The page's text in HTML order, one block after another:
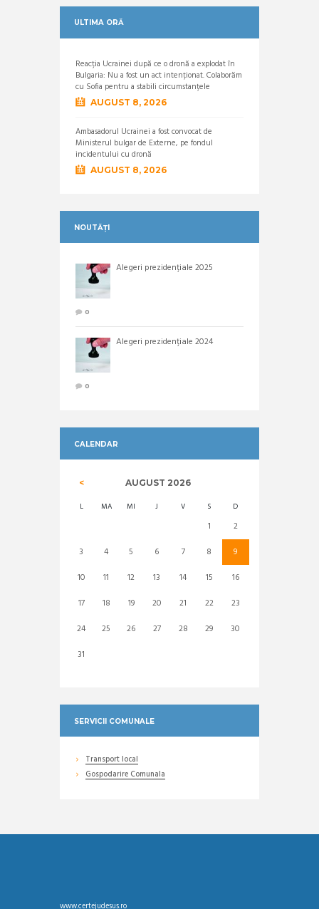
ULTIMA ORĂ
Reacția Ucrainei după ce o dronă a explodat în
Bulgaria: Nu a fost un act intenționat. Colaborăm
cu Sofia pentru a stabili circumstanțele
AUGUST 8, 2026
Ambasadorul Ucrainei a fost convocat de
Ministerul bulgar de Externe, pe fondul
incidentului cu dronă
AUGUST 8, 2026
NOUTĂȚI
Alegeri prezidențiale 2025
0
Alegeri prezidențiale 2024
0
CALENDAR
AUGUST 2026
L MA MI J V S D
1
2
3
4 5 6 7 8
9
10
11 12 13 14 15
16
17
18 19 20 21 22
23
24
25 26 27 28 29
30
31
SERVICII COMUNALE
Transport local
Gospodarire Comunala
www.certejudesus.ro